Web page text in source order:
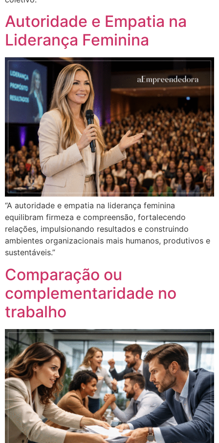
Autoridade e Empatia na
Liderança Feminina
“A autoridade e empatia na liderança feminina
equilibram firmeza e compreensão, fortalecendo
relações, impulsionando resultados e construindo
ambientes organizacionais mais humanos, produtivos e
sustentáveis.”
Comparação ou
complementaridade no
trabalho